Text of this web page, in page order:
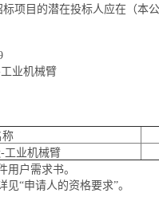
项目的潜在投标人应在（本
业机械臂
称
工业机械臂
户需求书。
“申请人的资格要求”。